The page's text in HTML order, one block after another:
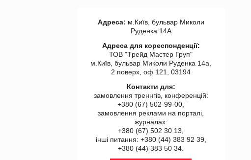
Адреса: м.Київ, бульвар Миколи
Руденка 14А
Адреса для кореспонденції:
ТОВ "Tрейд Мастер Груп"
м.Київ, бульвар Миколи Руденка 14а,
2 поверх, оф 121, 03194
Контакти для:
замовлення треннгів, конференцій:
+380 (67) 502-99-00,
замовлення реклами на порталі,
журналах:
+380 (67) 502 30 13,
інші питання: +380 (44) 383 92 39,
+380 (44) 383 50 34.